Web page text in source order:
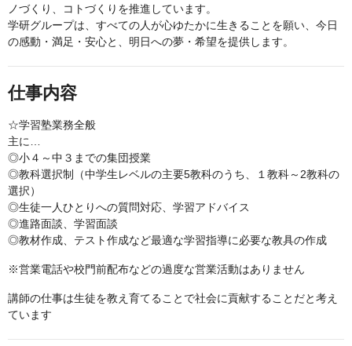
ノづくり、コトづくりを推進しています。
学研グループは、すべての人が心ゆたかに生きることを願い、今日
の感動・満足・安心と、明日への夢・希望を提供します。
仕事内容
☆学習塾業務全般
主に…
◎小４～中３までの集団授業
◎教科選択制（中学生レベルの主要5教科のうち、１教科～2教科の
選択）
◎生徒一人ひとりへの質問対応、学習アドバイス
◎進路面談、学習面談
◎教材作成、テスト作成など最適な学習指導に必要な教具の作成
※営業電話や校門前配布などの過度な営業活動はありません
講師の仕事は生徒を教え育てることで社会に貢献することだと考え
ています